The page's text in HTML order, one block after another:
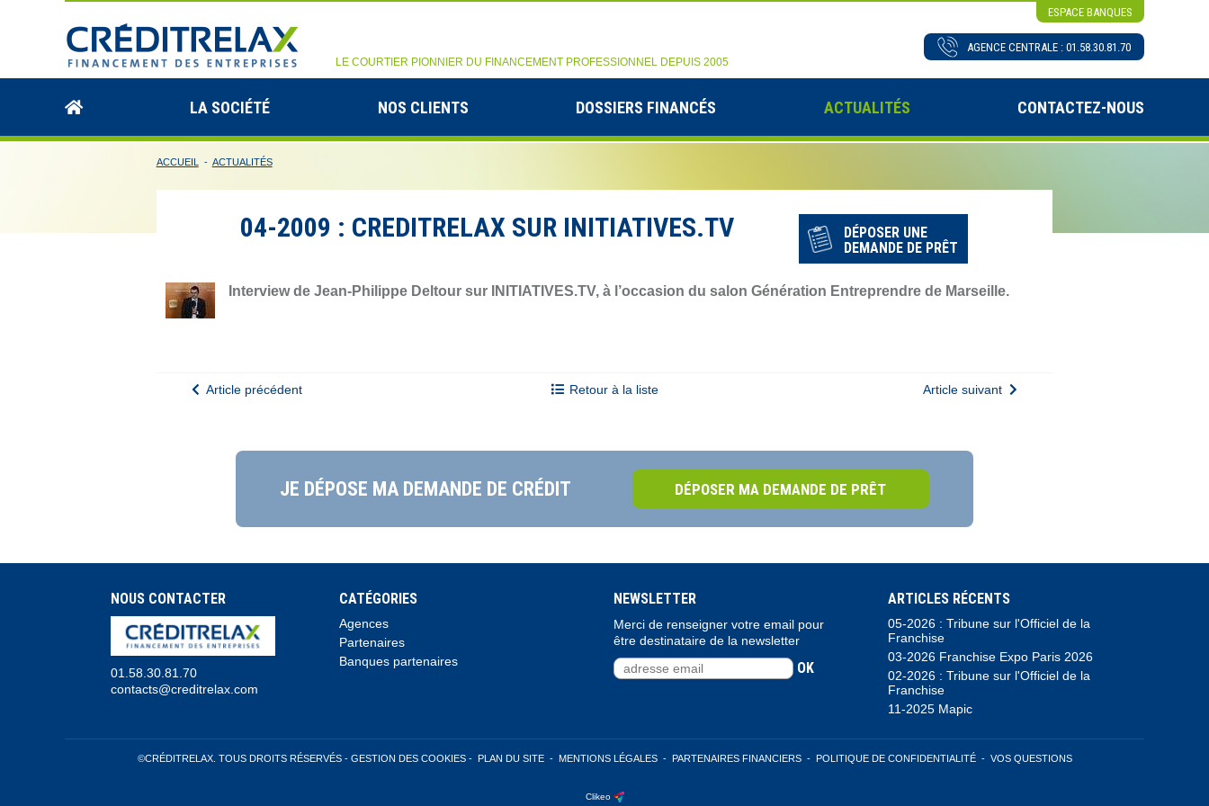
ESPACE BANQUES
LE COURTIER PIONNIER DU FINANCEMENT PROFESSIONNEL DEPUIS 2005
AGENCE CENTRALE : 01.58.30.81.70
LA SOCIÉTÉ NOS CLIENTS DOSSIERS FINANCÉS ACTUALITÉS CONTACTEZ-NOUS
ACCUEIL - ACTUALITÉS
04-2009 : CREDITRELAX SUR INITIATIVES.TV
DÉPOSER UNE
DEMANDE DE PRÊT
Interview de Jean-Philippe Deltour sur INITIATIVES.TV, à l’occasion du salon Génération Entreprendre de Marseille.
Article précédent Retour à la liste Article suivant
JE DÉPOSE MA DEMANDE DE CRÉDIT DÉPOSER MA DEMANDE DE PRÊT
NOUS CONTACTER
01.58.30.81.70
contacts@creditrelax.com
CATÉGORIES
Agences
Partenaires
Banques partenaires
NEWSLETTER
Merci de renseigner votre email pour
être destinataire de la newsletter
OK
ARTICLES RÉCENTS
05-2026 : Tribune sur l'Officiel de la
Franchise
03-2026 Franchise Expo Paris 2026
02-2026 : Tribune sur l'Officiel de la
Franchise
11-2025 Mapic
©CRÉDITRELAX. TOUS DROITS RÉSERVÉS - GESTION DES COOKIES- PLAN DU SITE- MENTIONS LÉGALES- PARTENAIRES FINANCIERS- POLITIQUE DE CONFIDENTIALITÉ- VOS QUESTIONS
Clikeo